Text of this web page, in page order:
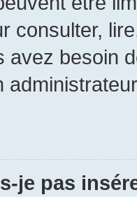
consulter,
avez besoin
je pas